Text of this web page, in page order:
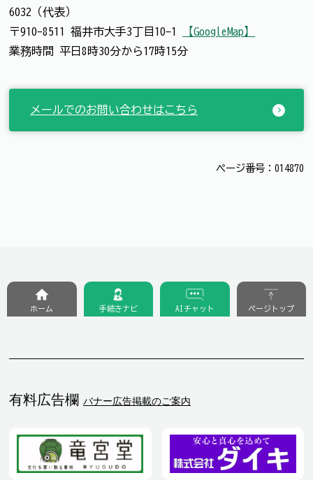
6032（代表）
〒910-8511 福井市大手3丁目10-1
【GoogleMap】
業務時間 平日8時30分から17時15分
メールでのお問い合わせはこちら
ページ番号：014870
有料広告欄 バナー広告掲載のご案内
ホーム 手続きナビ AIチャット ページトップ